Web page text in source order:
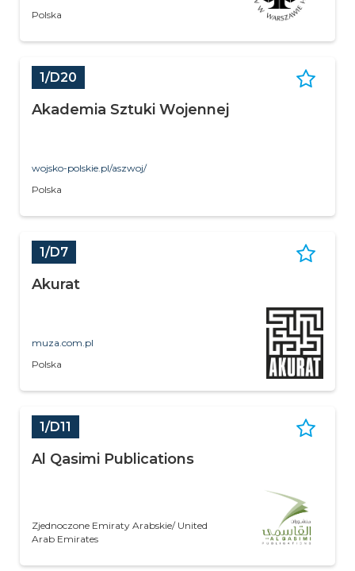
Polska
1/D20
Akademia Sztuki Wojennej
wojsko-polskie.pl/aszwoj/
Polska
1/D7
Akurat
muza.com.pl
Polska
1/D11
Al Qasimi Publications
Zjednoczone Emiraty Arabskie/ United
Arab Emirates